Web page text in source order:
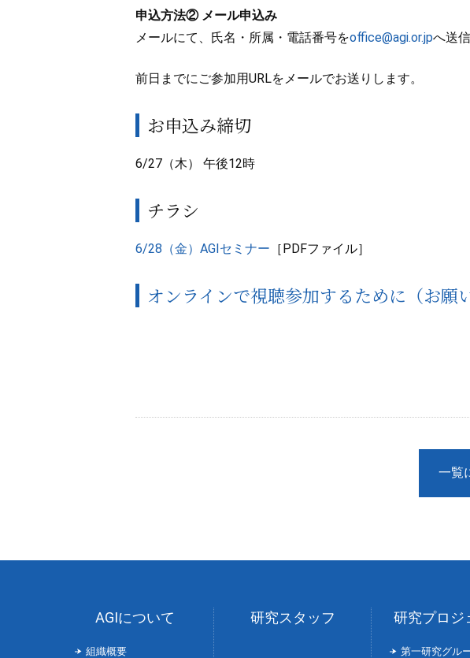
申込方法② メール申込み
メールにて、氏名・所属・電話番号をoffice@agi.or.jpへ送
前日までにご参加用URLをメールでお送りします。
お申込み締切
6/27（木） 午後12時
チラシ
6/28（金）AGIセミナー ［PDFファイル］
オンラインで視聴参加するために（お願い
一覧
AGIについて
組織概要
研究スタッフ 研究プロジ
第一研究グル